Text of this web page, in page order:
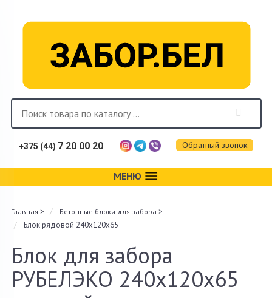
+375 (44) 7 20 00 20 Обратный звонок
МЕНЮ
Фотогалерея
Доставка
О компании
Главная > Бетонные блоки для забора >
Блок рядовой 240х120х65
Блок для забора
РУБЕЛЭКО 240х120х65